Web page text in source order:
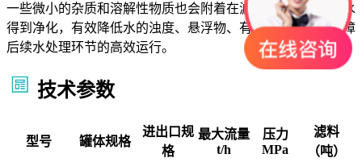
一些微小的杂质和溶解性物质也会附着在滤料表面，从而使水
得到净化，有效降低水的浊度、悬浮物、有机物等含量，保障
后续水处理环节的高效运行。
技术参数
型号 罐体规格
进出口规
格
最大流量
t/h
压力
MPa
滤料
（吨）